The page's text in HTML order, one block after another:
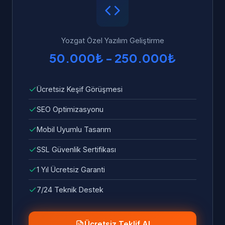
ve sorunlar ücretsiz olarak giderilir.
Yozgat Özel Yazılım Geliştirme
50.000₺ - 250.000₺
Ücretsiz Keşif Görüşmesi
SEO Optimizasyonu
Mobil Uyumlu Tasarım
SSL Güvenlik Sertifikası
1 Yıl Ücretsiz Garanti
7/24 Teknik Destek